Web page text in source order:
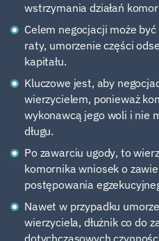
wstrzymania działań
Celem negocjacji może być
raty, umorzenie części
kapitału.
Kluczowe jest, aby
wierzycielem, ponieważ
wykonawcą jego woli i nie
długu.
Po zawarciu ugody, to
komornika wniosek o
postępowania
Nawet w przypadku
wierzyciela, dłużnik co do